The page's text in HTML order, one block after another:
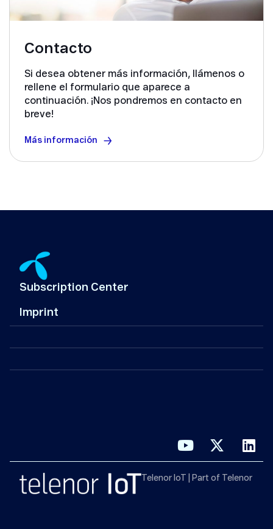
Contacto
Si desea obtener más información, llámenos o
rellene el formulario que aparece a
continuación. ¡Nos pondremos en contacto en
breve!
Más información
Subscription Center
Imprint
Telenor IoT | Part of Telenor